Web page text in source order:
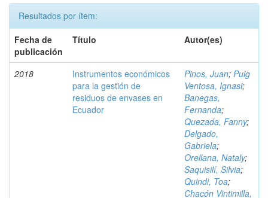
Resultados por ítem:
Fecha de
publicación
Título Autor(es)
2018
Instrumentos económicos
para la gestión de
residuos de envases en
Ecuador
Pinos, Juan; Puig
Ventosa, Ignasi;
Banegas,
Fernanda;
Quezada, Fanny;
Delgado,
Gabriela;
Orellana, Nataly;
Saquisilí, Silvia;
Quindi, Toa;
Chacón Vintimilla,